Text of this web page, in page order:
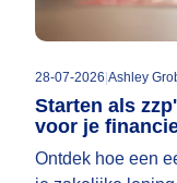
28-07-2026 Ashley
Starten als
voor je
Ontdek hoe een